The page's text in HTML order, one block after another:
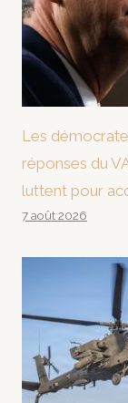
Les
réponses du
luttent pour
7 août 2026